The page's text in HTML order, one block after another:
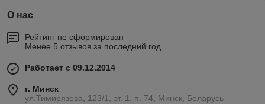
О нас
Рейтинг не сформирован
Менее 5 отзывов за последний год
Работает с 09.12.2014
г. Минск
ул.Тимирязева, 123/1, эт. 1, п. 74, Минск, Беларусь